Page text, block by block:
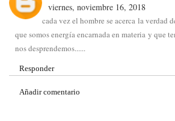
viernes, noviembre 16, 2018
cada vez el hombre se acerca la verdad
que somos energía encarnada en materia y que
nos desprendemos......
Responder
Añadir comentario